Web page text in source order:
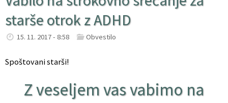
starše otrok z ADHD
15. 11. 2017 - 8:58 Obvestilo
Spoštovani starši!
Z veseljem vas vabimo na